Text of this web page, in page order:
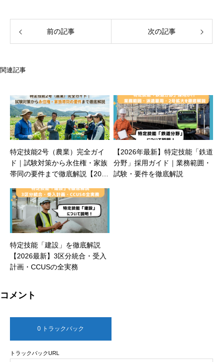
前の記事 次の記事
関連記事
特定技能2号（農業）完全ガイ
ド｜試験対策から永住権・家族
帯同の要件まで徹底解説【2026
【2026年最新】特定技能「鉄道
分野」採用ガイド｜業務範囲・
試験・要件を徹底解説
特定技能「建設」を徹底解説
【2026最新】3区分統合・受入
計画・CCUSの全実務
コメント
0 トラックバック
トラックバックURL